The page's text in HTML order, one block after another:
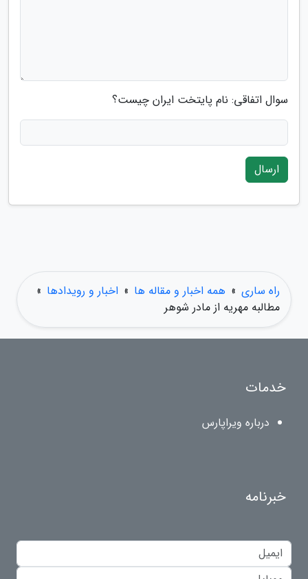
سوال اتفاقی: نام پایتخت ایران چیست؟
ارسال
راه ساری » همه اخبار و مقاله ها » اخبار و رویدادها »
مطالبه مهریه از مادر شوهر
خدمات
درباره ویراپارس
خبرنامه